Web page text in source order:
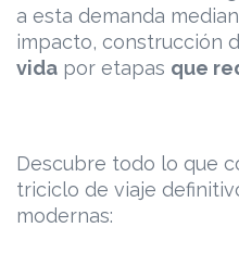
a esta demanda
impacto, construcción
vida por etapas que
Descubre todo lo que
triciclo de viaje
modernas: